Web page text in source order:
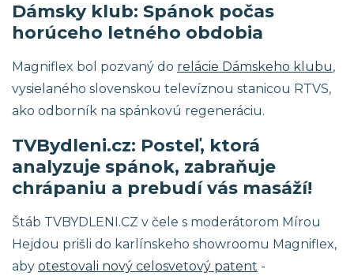
Dámsky klub: Spánok počas
horúceho letného obdobia
Magniflex bol pozvaný do relácie Dámskeho klubu,
vysielaného slovenskou televíznou stanicou RTVS,
ako odborník na spánkovú regeneráciu.
TVBydleni.cz: Posteľ, ktorá
analyzuje spánok, zabraňuje
chrápaniu a prebudí vás masáží!
Štáb TVBYDLENI.CZ v čele s moderátorom Mírou
Hejdou prišli do karlínskeho showroomu Magniflex,
aby otestovali nový celosvetový patent -